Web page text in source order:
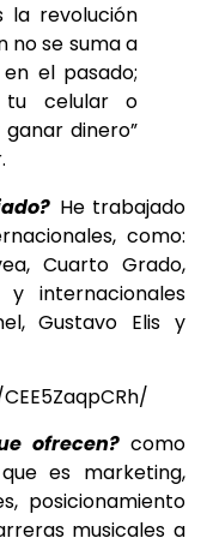
la revolución
no se suma a
el pasado;
tu celular o
dinero”
He trabajado
como:
Cuarto Grado,
internacionales
Gustavo Elis y
ofrecen?como
es marketing,
posicionamiento
musicales a